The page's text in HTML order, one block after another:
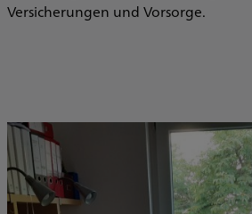
Versicherungen und Vorsorge.